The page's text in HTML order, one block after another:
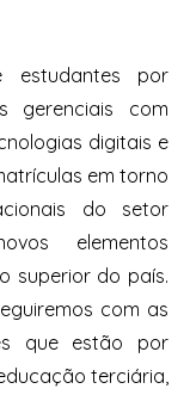
por
gerenciais com
digitais e
em torno
do setor
elementos
superior do país.
com as
que estão por
terciária,